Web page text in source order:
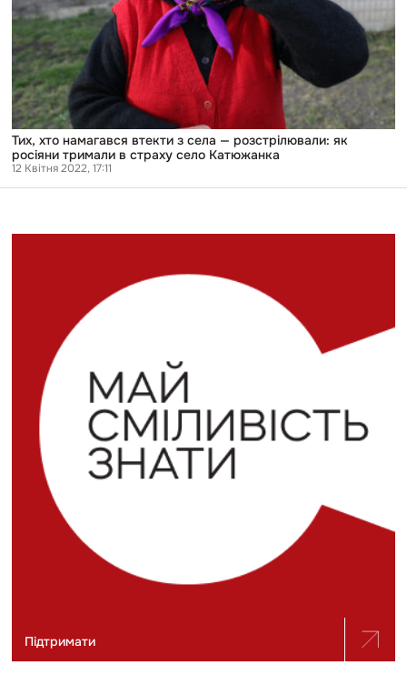
росіяни
тримали
страху
село
Катюжанка
Тих, хто намагався втекти з села — розстрілювали: як
росіяни тримали в страху село Катюжанка
12 Квітня 2022, 17:11
Підтримати